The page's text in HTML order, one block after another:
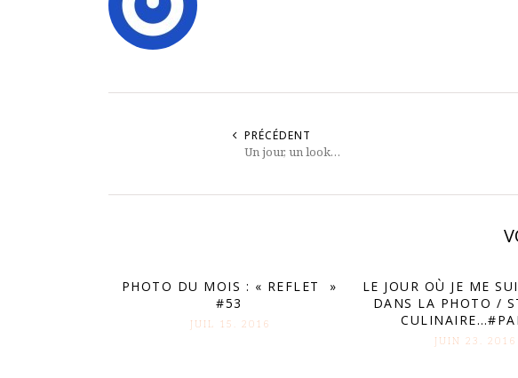
PRÉCÉDENT
Un jour, un look…
PHOTO DU MOIS : « REFLET »
#53
JUIL 15. 2016
LE JOUR OÙ JE ME
DANS LA PHOTO /
JUIN 23. 2016